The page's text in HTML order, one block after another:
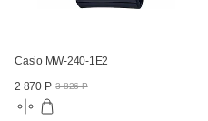
Casio MW-240-1E2
2 870 Р 3 826 Р